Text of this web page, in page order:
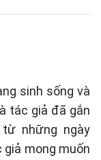
sinh sống và
tác giả đã gắn
những ngày
mong muốn